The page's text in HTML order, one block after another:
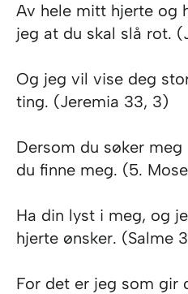
Av hele mitt hjerte og
jeg at du skal slå rot.
Og jeg vil vise deg
ting. (Jeremia 33, 3)
Dersom du søker
du finne meg. (5.
Ha din lyst i meg, og
hjerte ønsker. (Salme
For det er jeg som gir